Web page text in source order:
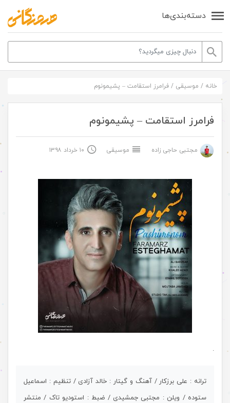
دسته‌بندی‌ها
خانه / موسیقی / فرامرز استقامت – پشیمونوم
فرامرز استقامت – پشیمونوم
مجتبی حاجی زاده موسیقی ۱۰ خرداد ۱۳۹۸
.
ترانه : علی برزکار / آهنگ و گیتار : خالد آزادی / تنظیم : اسماعیل
ستوده / ویلن : مجتبی جمشیدی / ضبط : استودیو تاک / منتشر